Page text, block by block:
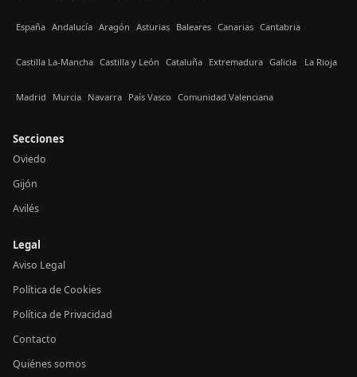
España Andalucía Aragón Asturias Baleares Canarias Cantabria
Castilla La-Mancha Castilla y León Cataluña Extremadura Galicia La Rioja
Madrid Murcia Navarra País Vasco Comunidad Valenciana
Secciones
Oviedo
Gijón
Avilés
Legal
Aviso Legal
Política de Cookies
Política de Privacidad
Contacto
Quiénes somos